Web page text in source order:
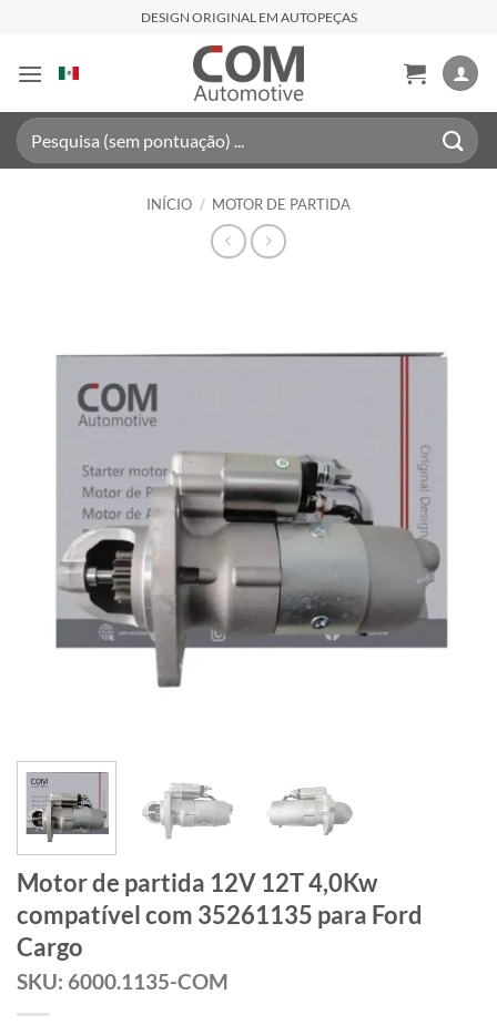
content
DESIGN ORIGINAL EM AUTOPEÇAS
Pesquisar
por:
INÍCIO / MOTOR DE PARTIDA
Motor de partida 12V 12T 4,0Kw
compatível com 35261135 para Ford
Cargo
SKU: 6000.1135-COM